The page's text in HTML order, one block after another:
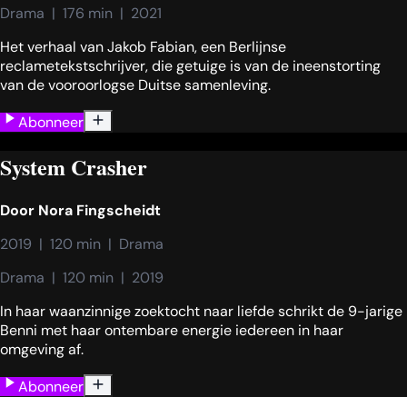
Drama  |  176 min  |  2021
Het verhaal van Jakob Fabian, een Berlijnse
reclametekstschrijver, die getuige is van de ineenstorting
van de vooroorlogse Duitse samenleving.
Abonneer
System Crasher
Door Nora Fingscheidt
2019  |  120 min  |  Drama
Drama  |  120 min  |  2019
In haar waanzinnige zoektocht naar liefde schrikt de 9-jarige
Benni met haar ontembare energie iedereen in haar
omgeving af.
Abonneer